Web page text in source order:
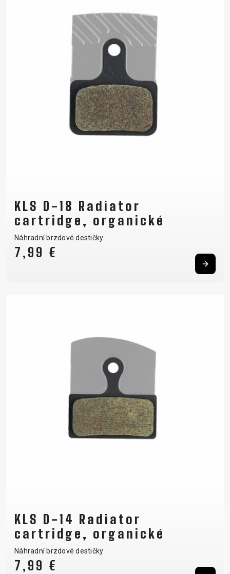
KLS D-18 Radiator
cartridge, organické
Náhradní brzdové destičky
7,99 €
KLS D-14 Radiator
cartridge, organické
Náhradní brzdové destičky
7,99 €